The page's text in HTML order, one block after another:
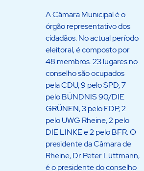
A Câmara Municipal é o
órgão representativo dos
cidadãos. No actual período
eleitoral, é composto por
48 membros. 23 lugares no
conselho são ocupados
pela CDU, 9 pelo SPD, 7
pelo BÜNDNIS 90/DIE
GRÜNEN, 3 pelo FDP, 2
pelo UWG Rheine, 2 pelo
DIE LINKE e 2 pelo BFR. O
presidente da Câmara de
Rheine, Dr Peter Lüttmann,
é o presidente do conselho